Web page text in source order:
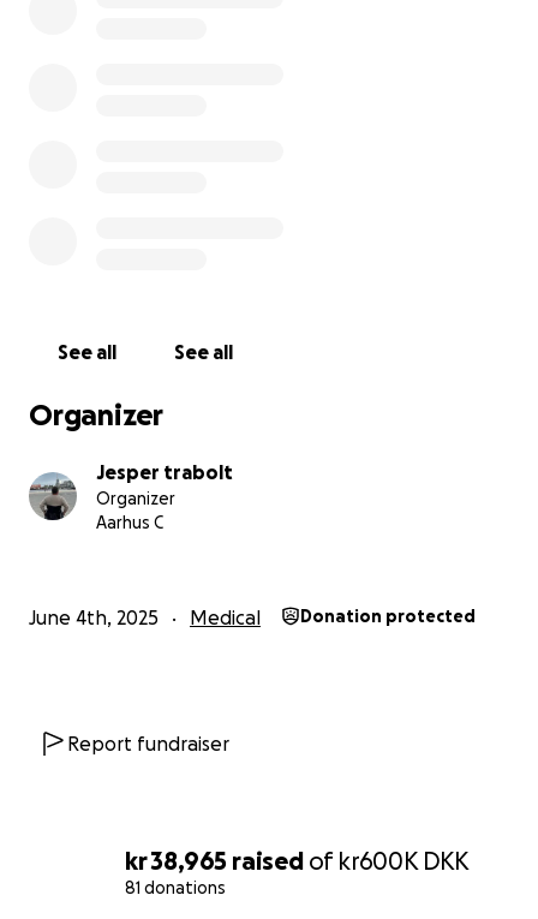
kr 38,965 raised of kr600K DKK
81 donations
See all See all
Organizer
Jesper trabolt
Organizer
Aarhus C
June 4th, 2025 Medical Donation protected
Report fundraiser